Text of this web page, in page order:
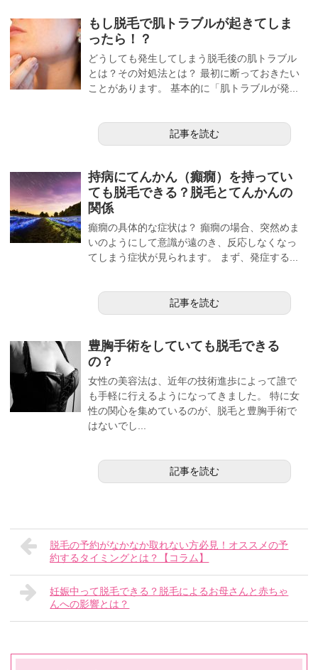
もし脱毛で肌トラブルが起きてしま
ったら！？
どうしても発生してしまう脱毛後の肌トラブル
とは？その対処法とは？ 最初に断っておきたい
ことがあります。 基本的に「肌トラブルが発...
記事を読む
持病にてんかん（癲癇）を持ってい
ても脱毛できる？脱毛とてんかんの
関係
癲癇の具体的な症状は？ 癲癇の場合、突然めま
いのようにして意識が遠のき、反応しなくなっ
てしまう症状が見られます。 まず、発症する...
記事を読む
豊胸手術をしていても脱毛できる
の？
女性の美容法は、近年の技術進歩によって誰で
も手軽に行えるようになってきました。 特に女
性の関心を集めているのが、脱毛と豊胸手術で
はないでし...
記事を読む
脱毛の予約がなかなか取れない方必見！オススメの予
約するタイミングとは？【コラム】
妊娠中って脱毛できる？脱毛によるお母さんと赤ちゃ
んへの影響とは？